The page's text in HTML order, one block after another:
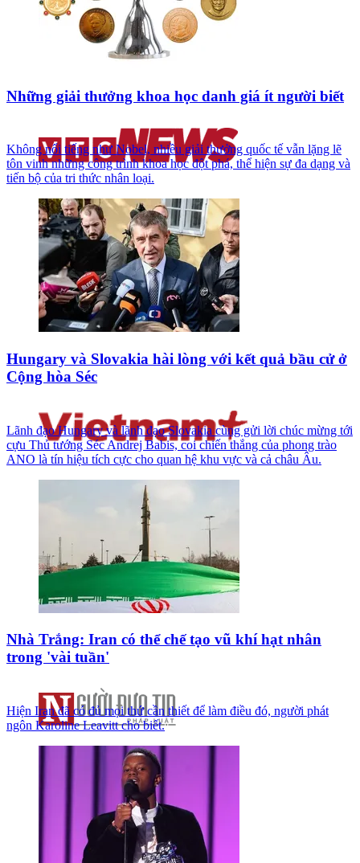
Những giải thưởng khoa học danh giá ít người biết
Không nổi tiếng như Nobel, nhiều giải thưởng quốc tế vẫn lặng lẽ
tôn vinh những công trình khoa học đột phá, thể hiện sự đa dạng và
tiến bộ của tri thức nhân loại.
Hungary và Slovakia hài lòng với kết quả bầu cử ở
Cộng hòa Séc
Lãnh đạo Hungary và lãnh đạo Slovakia cùng gửi lời chúc mừng tới
cựu Thủ tướng Séc Andrej Babis, coi chiến thắng của phong trào
ANO là tín hiệu tích cực cho quan hệ khu vực và cả châu Âu.
Nhà Trắng: Iran có thể chế tạo vũ khí hạt nhân
trong 'vài tuần'
Hiện Iran đã có đủ mọi thứ cần thiết để làm điều đó, người phát
ngôn Karoline Leavitt cho biết.